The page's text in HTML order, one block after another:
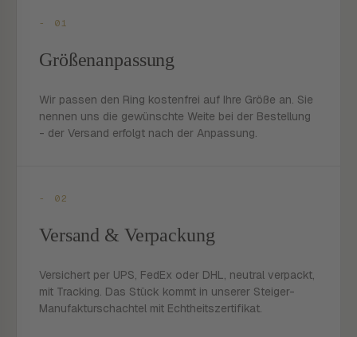
- 01
Größenanpassung
Wir passen den Ring kostenfrei auf Ihre Größe an. Sie
nennen uns die gewünschte Weite bei der Bestellung
- der Versand erfolgt nach der Anpassung.
- 02
Versand & Verpackung
Versichert per UPS, FedEx oder DHL, neutral verpackt,
mit Tracking. Das Stück kommt in unserer Steiger-
Manufakturschachtel mit Echtheitszertifikat.